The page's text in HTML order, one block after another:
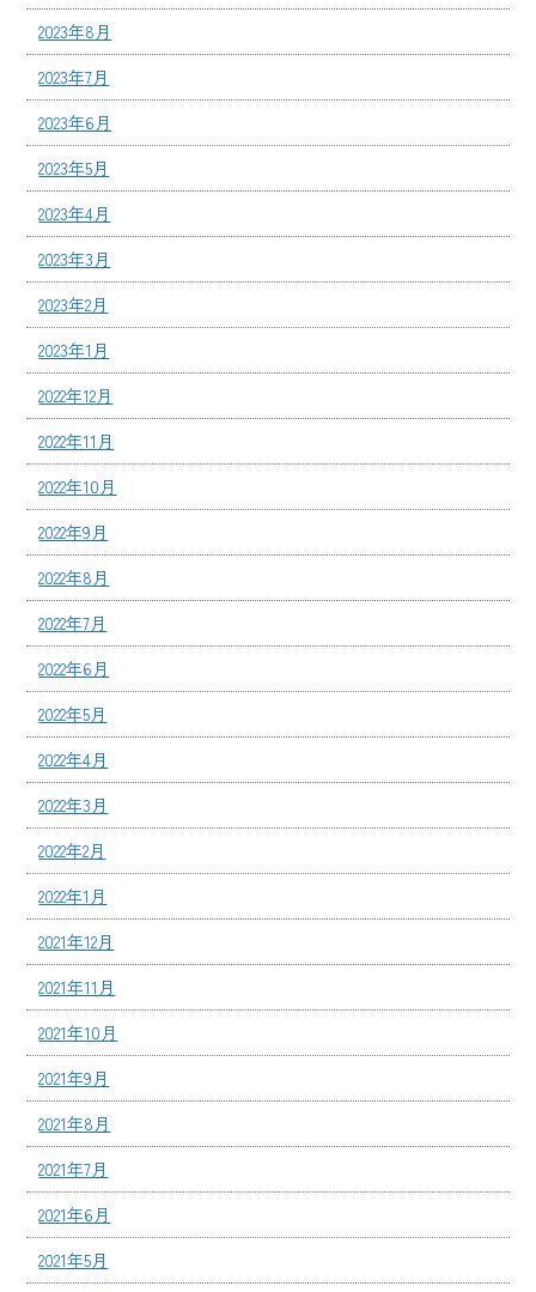
2023年8月
2023年7月
2023年6月
2023年5月
2023年4月
2023年3月
2023年2月
2023年1月
2022年12月
2022年11月
2022年10月
2022年9月
2022年8月
2022年7月
2022年6月
2022年5月
2022年4月
2022年3月
2022年2月
2022年1月
2021年12月
2021年11月
2021年10月
2021年9月
2021年8月
2021年7月
2021年6月
2021年5月